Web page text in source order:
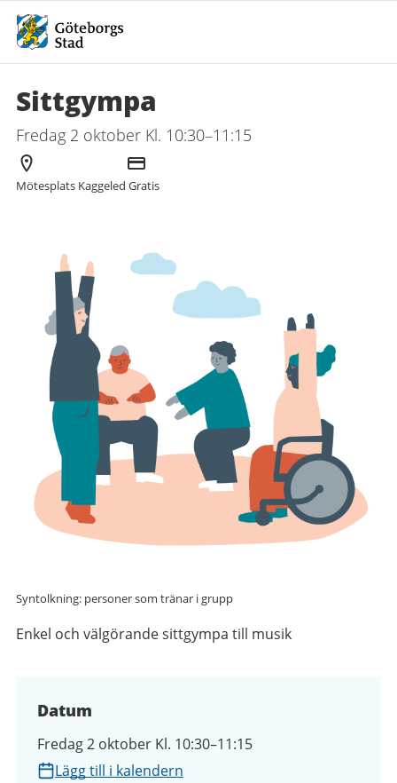
Sittgympa
Fredag 2 oktober Kl. 10:30–11:15
Arrangör
Mötesplats Kaggeled
Kostnad
Gratis
Syntolkning: personer som tränar i grupp
Enkel och välgörande sittgympa till musik
Datum
Fredag 2 oktober Kl. 10:30–11:15
Lägg till i kalendern